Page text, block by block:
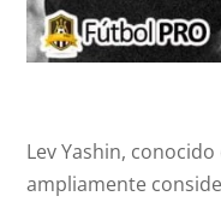
Lev Yashin,
ampliamente